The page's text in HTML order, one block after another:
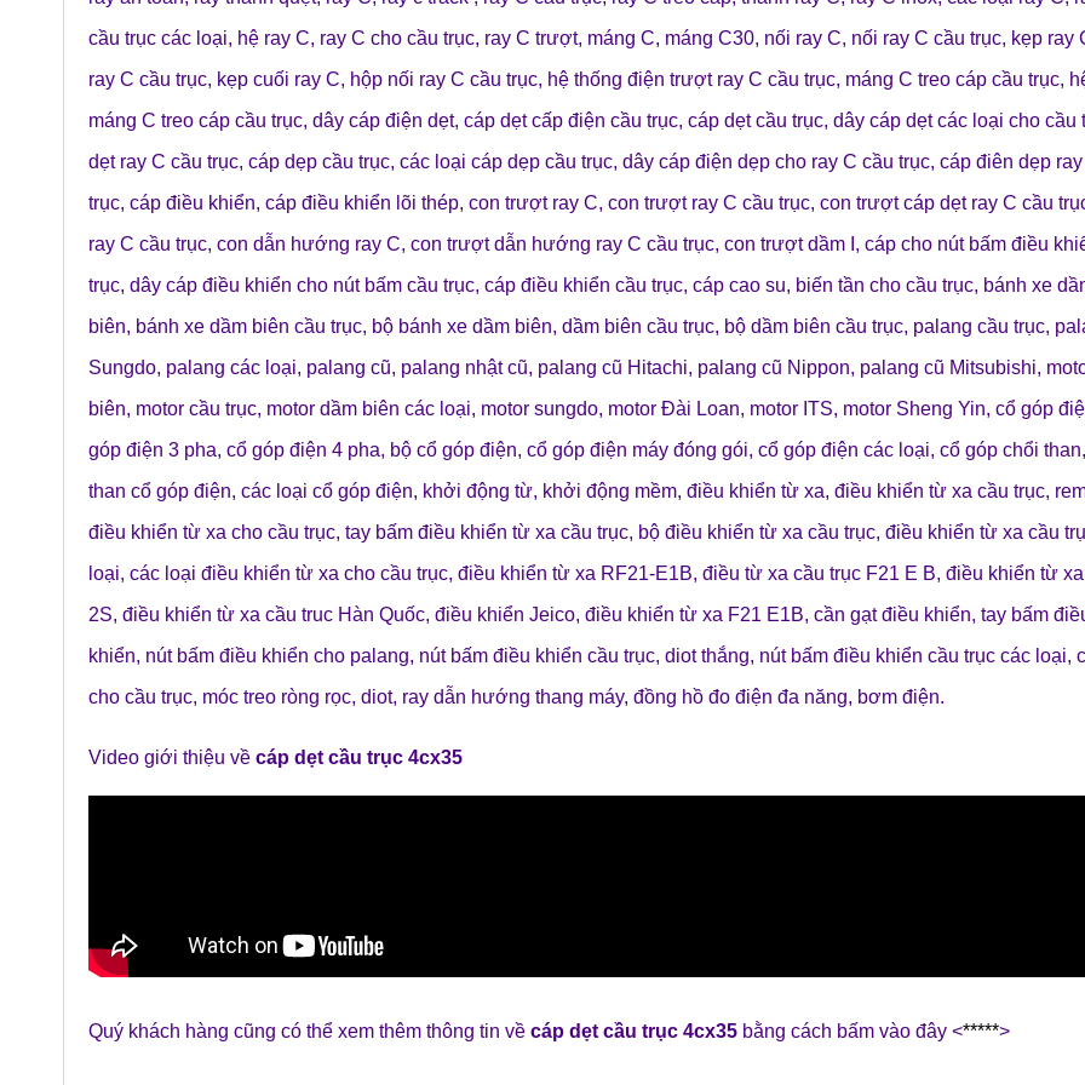
cầu trục các loại, hệ ray C, ray C cho cầu trục, ray C trượt, máng C, máng C30, nối ray C, nối ray C cầu trục, kẹp ray
ray C cầu trục, kẹp cuối ray C, hộp nối ray C cầu trục, hệ thống điện trượt ray C cầu trục, máng C treo cáp cầu trục,
máng C treo cáp cầu trục, dây cáp điện dẹt, cáp dẹt cấp điện cầu trục, cáp dẹt cầu trục, dây cáp dẹt các loại cho cầu
dẹt ray C cầu trục, cáp dẹp cầu trục, các loại cáp dẹp cầu trục, dây cáp điện dẹp cho ray C cầu trục, cáp điên dẹp
trục, cáp điều khiển, cáp điều khiển lõi thép, con trượt ray C, con trượt ray C cầu trục, con trượt cáp dẹt ray C cầu
ray C cầu trục, con dẫn hướng ray C, con trượt dẫn hướng ray C cầu trục, con trượt dầm I , cáp cho nút bấm điều
trục, dây cáp điều khiển cho nút bấm cầu trục, cáp điều khiển cầu trục, cáp cao su, biến tần cho cầu trục, bánh xe
biên, bánh xe dầm biên cầu trục, bộ bánh xe dầm biên, dầm biên cầu trục, bộ dầm biên cầu trục, palang cầu trục,
Sungdo, palang các loại, palang cũ, palang nhật cũ, palang cũ Hitachi, palang cũ Nippon, palang cũ Mitsubishi,
biên, motor cầu trục, motor dầm biên các loại, motor sungdo, motor Đài Loan, motor ITS, motor Sheng Yin, cổ góp
góp điện 3 pha, cổ góp điện 4 pha, bộ cổ góp điện, cổ góp điện máy đóng gói, cổ góp điện các loại, cổ góp chổi than,
than cổ góp điện, các loại cổ góp điện, khởi động từ, khởi động mềm, điều khiển từ xa, điều khiển từ xa cầu trục,
điều khiển từ xa cho cầu trục, tay bấm điều khiển từ xa cầu trục, bộ điều khiển từ xa cầu trục, điều khiển từ xa cầu
loại, các loại điều khiển từ xa cho cầu trục, điều khiển từ xa RF21-E1B, điều từ xa cầu trục F21 E B, điều khiển từ
2S, điều khiển từ xa cầu truc Hàn Quốc, điều khiển Jeico, điều khiển từ xa F21 E1B, cần gạt điều khiển, tay bấm
khiển, nút bấm điều khiển cho palang, nút bấm điều khiển cầu trục, diot thắng, nút bấm điều khiển cầu trục các loại,
cho cầu trục, móc treo ròng rọc, diot, ray dẫn hướng thang máy, đồng hồ đo điện đa năng, bơm điện.
Video giới thiệu về cáp dẹt cầu trục 4cx35
Quý khách hàng cũng có thể xem thêm thông tin về cáp dẹt cầu trục 4cx35 bằng cách bấm vào đây <*****>